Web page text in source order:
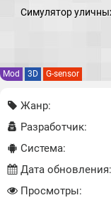
Симулятор
Mod 3D G-sensor
Жанр:
Разработчик:
Система:
Дата обновления:
Просмотры: